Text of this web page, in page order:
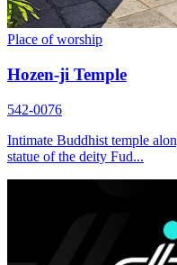
Place of worship
Hozen-ji Temple
542-0076
Intimate Buddhist temple
statue of the deity Fud...